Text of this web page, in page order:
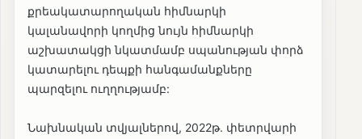
քրեակատարողական հիմնարկի
կալանավորի կողմից նույն հիմնարկի
աշխատակցի նկատմամբ սպանության փորձ
կատարելու դեպքի հանգամանքները
պարզելու ուղղությամբ:
Նախնական տվյալներով, 2022թ. փետրվարի